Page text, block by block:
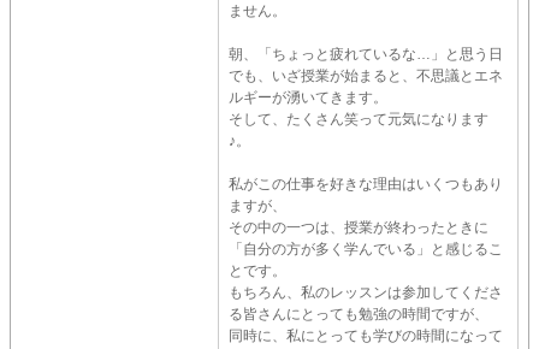
ません。
朝、「ちょっと疲れているな…」と思う日
でも、いざ授業が始まると、不思議とエネ
ルギーが湧いてきます。
そして、たくさん笑って元気になります
♪。
私がこの仕事を好きな理由はいくつもあり
ますが、
その中の一つは、授業が終わったときに
「自分の方が多く学んでいる」と感じるこ
とです。
もちろん、私のレッスンは参加してくださ
る皆さんにとっても勉強の時間ですが、
同時に、私にとっても学びの時間になって